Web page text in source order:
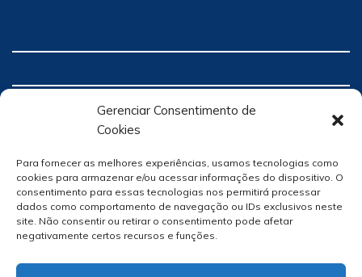
Gerenciar Consentimento de
Cookies
Para fornecer as melhores experiências, usamos tecnologias como
cookies para armazenar e/ou acessar informações do dispositivo. O
consentimento para essas tecnologias nos permitirá processar
dados como comportamento de navegação ou IDs exclusivos neste
site. Não consentir ou retirar o consentimento pode afetar
negativamente certos recursos e funções.